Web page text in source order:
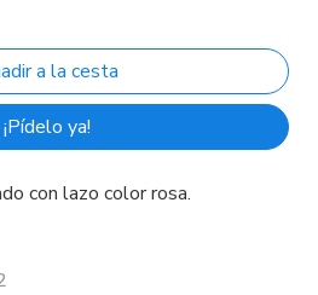
¡Pídelo ya!
con lazo color rosa.